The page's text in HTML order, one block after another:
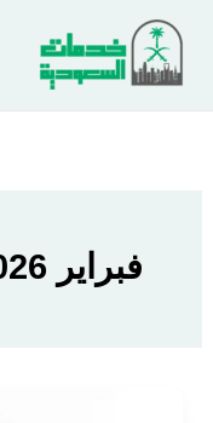
المحتوى
فبراير 2026